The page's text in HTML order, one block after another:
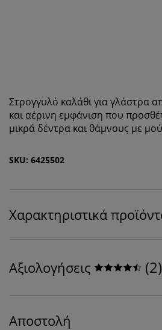
Στρογγυλό καλάθι για γλάστρα
και αέρινη εμφάνιση που
μικρά δέντρα και θάμνους με
SKU: 6425502
Χαρακτηριστικά
Αξιολογήσεις (2)
Αποστολή